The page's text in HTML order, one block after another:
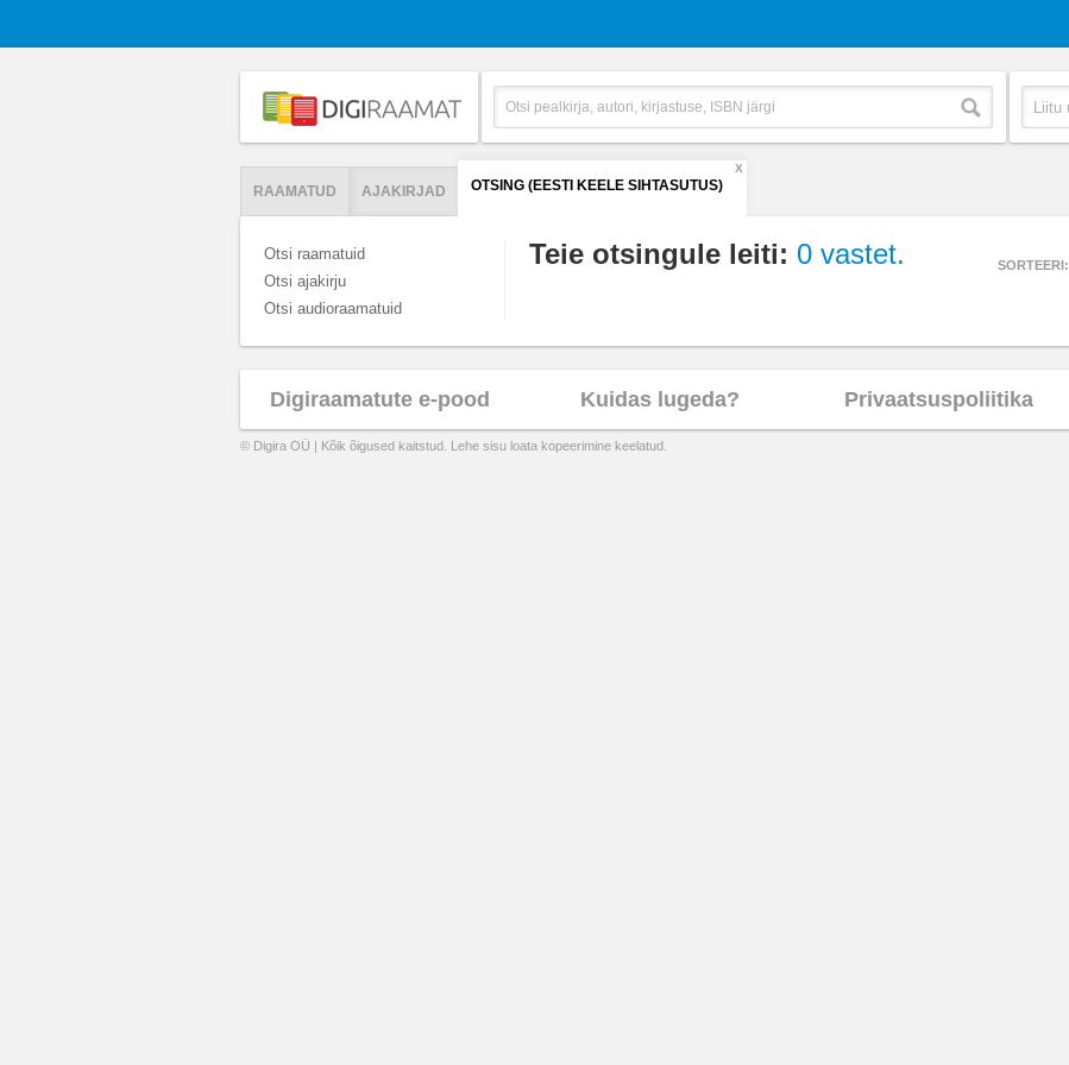
RAAMATUD AJAKIRJAD OTSING (EESTI KEELE SIHTASUTUS)
X
Otsi raamatuid
Otsi ajakirju
Otsi audioraamatuid
Teie otsingule leiti: 0 vastet. SORTEERI:
Digiraamatute e-pood Kuidas lugeda? Privaatsuspoliitika
© Digira OÜ | Kõik õigused kaitstud. Lehe sisu loata kopeerimine keelatud.